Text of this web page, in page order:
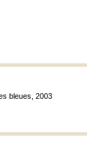
bleues, 2003